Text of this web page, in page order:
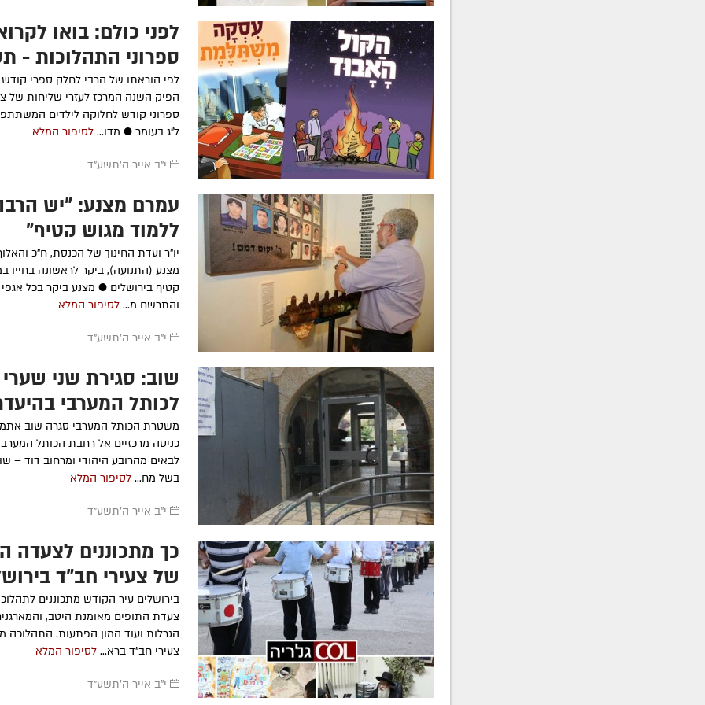
לפני כולם: בואו
ספרוני התהלוכות -
מיוחד
לפי הוראתו של הרבי לחלק ספרי
ספרוני קודש לחלוקה לילדים
ל"ג בעומר ● מדו... לסיפור המלא
י"ב אייר ה׳תשע״ד
עמרם מצנע: "יש
ללמוד מגוש קטיף"
יו"ר ועדת החינוך של הכנסת, ח"כ
מצנע (התנועה), ביקר לראשונה בחייו
קטיף בירושלים ● מצנע ביקר בכל אגפי
והתרשם מ... לסיפור המלא
י"ב אייר ה׳תשע״ד
שוב: סגירת שני שערי
לכותל המערבי
מאבטחים
משטרת הכותל המערבי סגרה שוב
כניסה מרכזיים אל רחבת הכותל
לבאים מהרובע היהודי ומרחוב דוד –
בשל מח... לסיפור המלא
י"ב אייר ה׳תשע״ד
כך מתכוננים לצעדה
של צעירי חב"ד
גלריה
בירושלים עיר הקודש מתכוננים
צעדת התופים מאומנת היטב,
הגרלות ועוד המון הפתעות. התהלוכה
צעירי חב"ד ברא... לסיפור המלא
י"ב אייר ה׳תשע״ד